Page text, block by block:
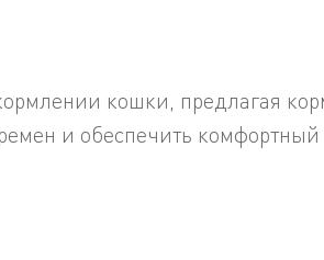
кошки, предлагая
и обеспечить комфортный